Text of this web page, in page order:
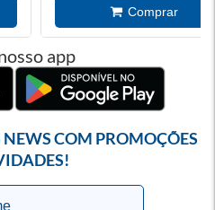
app
NEWS COM PROMOÇÕES